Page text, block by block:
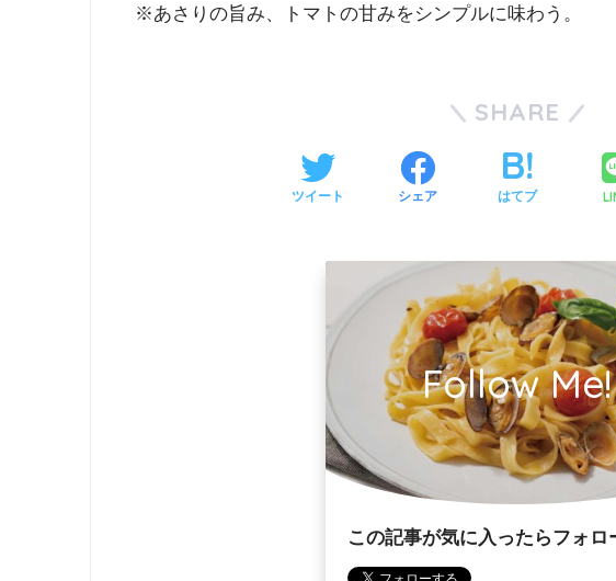
※あさりの旨み、トマトの甘みをシンプルに味わう。
SHARE
ツイート シェア はてブ
Follow Me!
この記事が気に入ったらフォロ